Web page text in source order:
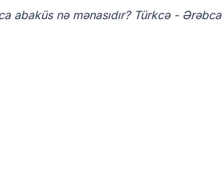
abaküs nə mənasıdır? Türkcə - Ərəbca